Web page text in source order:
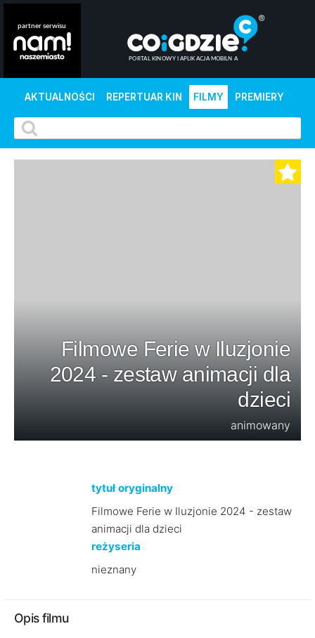
AKTUALNOŚCI REPERTUAR KIN FILMY PREMIERY
Filmowe Ferie w Iluzjonie
2024 - zestaw animacji dla
dzieci
animowany
tytuł oryginalny
Filmowe Ferie w Iluzjonie 2024 - zestaw
animacji dla dzieci
reżyseria
nieznany
Opis filmu